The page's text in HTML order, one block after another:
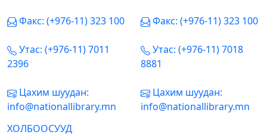
Факс: (+976-11) 323 100
Утас: (+976-11) 7011
2396
Цахим шуудан:
info@nationallibrary.mn
Факс: (+976-11) 323 100
Утас: (+976-11) 7018
8881
Цахим шуудан:
info@nationallibrary.mn
ХОЛБООСУУД